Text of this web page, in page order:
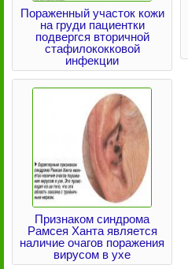
Пораженный участок кожи
на груди пациентки
подвергся вторичной
стафилококковой
инфекции
Признаком синдрома
Рамсея Ханта является
наличие очагов поражения
вирусом в ухе